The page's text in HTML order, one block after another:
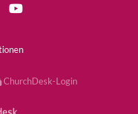
ChurchDesk-Login